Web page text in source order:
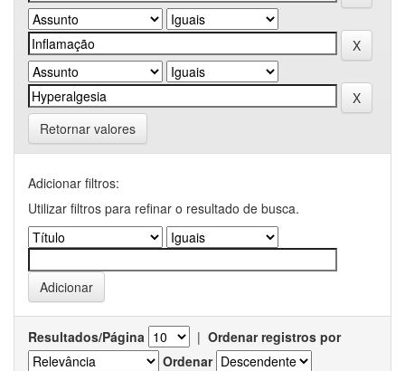
Retornar valores
Adicionar filtros:
Utilizar filtros para refinar o resultado de busca.
Resultados/Página | Ordenar registros por
Ordenar